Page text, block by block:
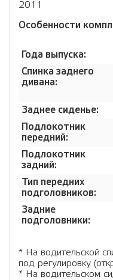
2011
Особенности
Года выпуска:
Спинка заднего
дивана:
Заднее сиденье:
Подлокотник
передний:
Подлокотник
задний:
Тип передних
подголовников:
Задние
подголовники:
* На водительской
под регулировку
* На водительском